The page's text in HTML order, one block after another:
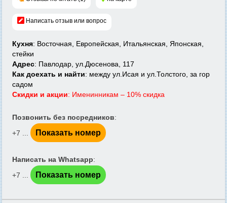
Написать отзыв или вопрос
Кухня: Восточная, Европейская, Итальянская, Японская,
стейки
Адрес: Павлодар, ул.Дюсенова, 117
Как доехать и найти: между ул.Исая и ул.Толстого, за гор
садом
Скидки и акции: Именинникам – 10% скидка
Позвонить без посредников:
+7 ...
Показать номер
Написать на Whatsapp:
+7 ...
Показать номер